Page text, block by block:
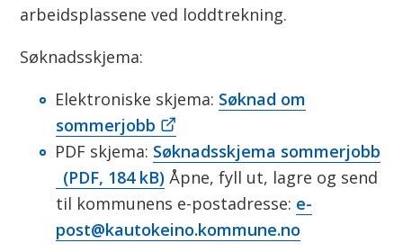
arbeidsplassene ved loddtrekning.
Søknadsskjema:
Elektroniske skjema: Søknad om
sommerjobb
PDF skjema: Søknadsskjema sommerjobb
(PDF, 184 kB) Åpne, fyll ut, lagre og send
til kommunens e-postadresse: e-
post@kautokeino.kommune.no